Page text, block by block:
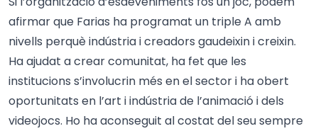
afirmar que Farias ha programat un triple A amb
nivells perquè indústria i creadors gaudeixin i creixin.
Ha ajudat a crear comunitat, ha fet que les
institucions s’involucrin més en el sector i ha obert
oportunitats en l’art i indústria de l’animació i dels
videojocs. Ho ha aconseguit al costat del seu sempre